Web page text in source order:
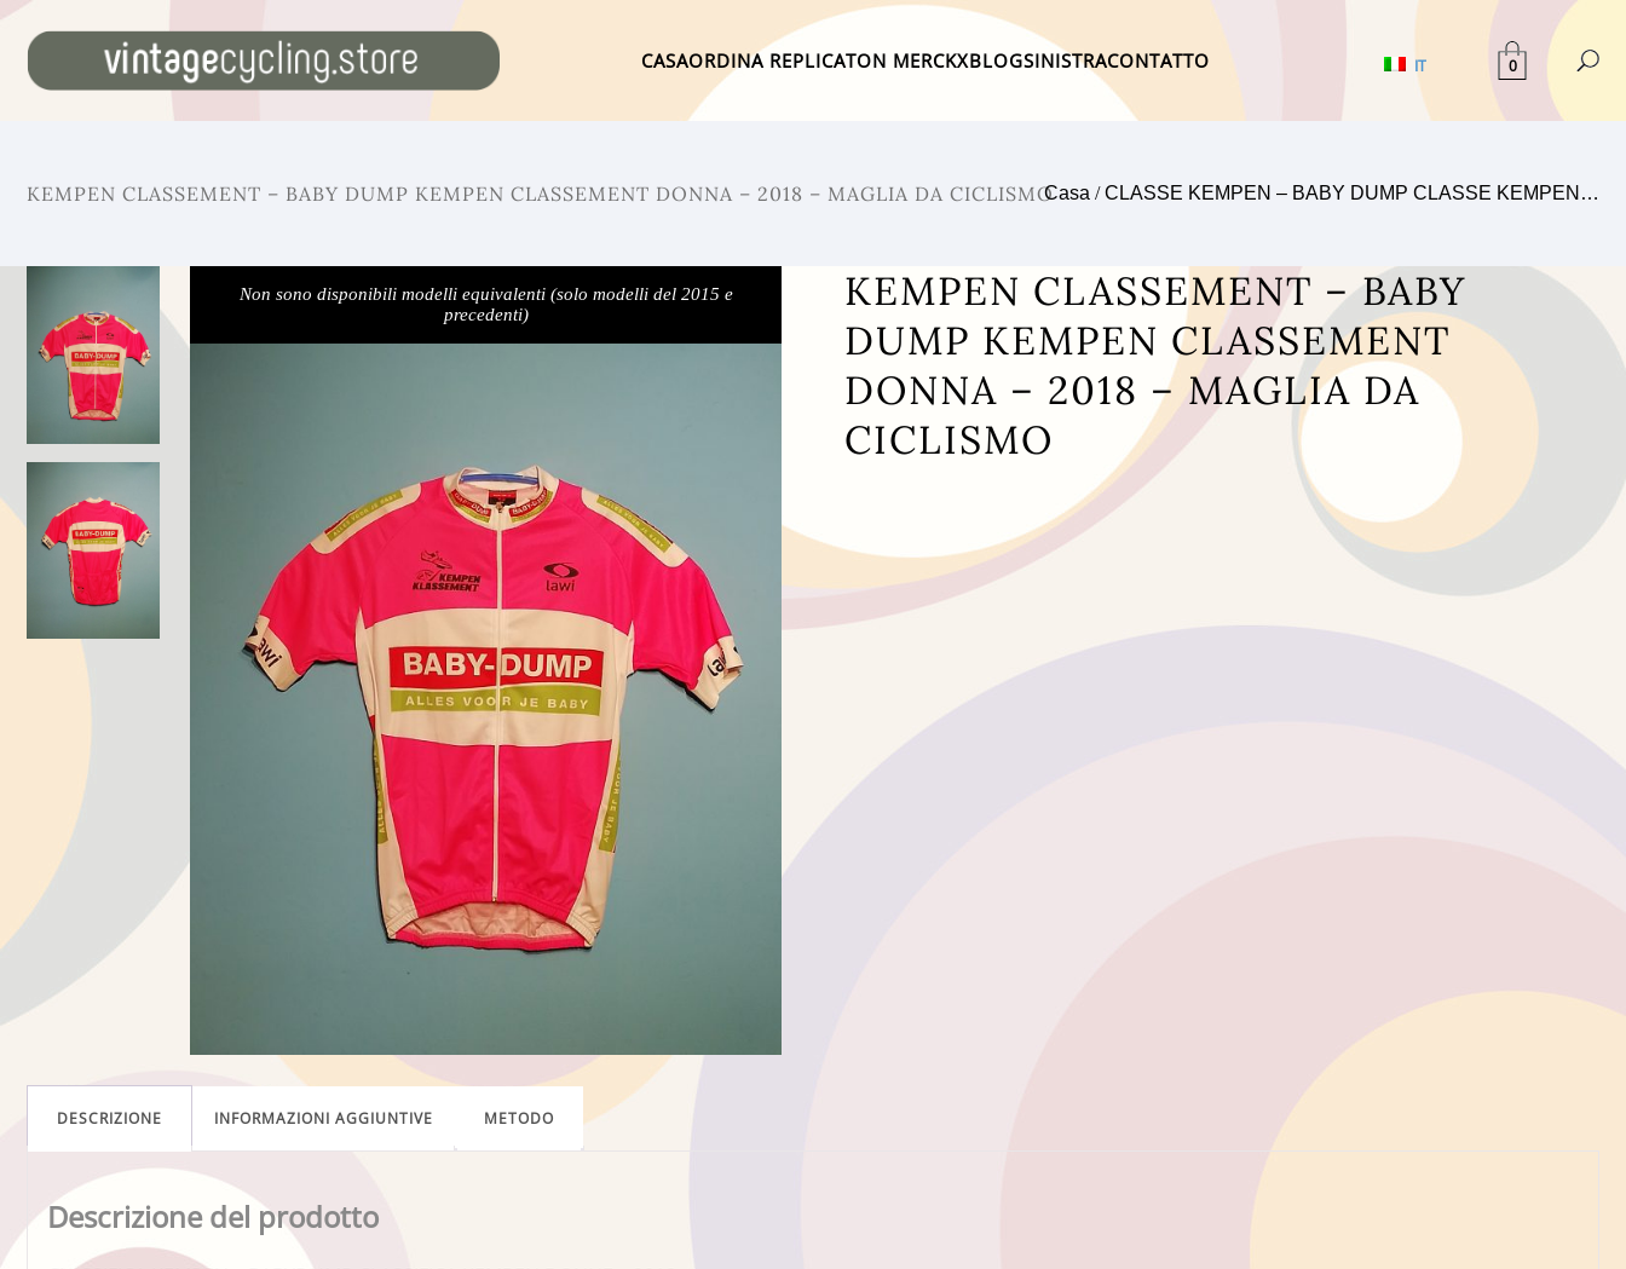
CASAORDINA REPLICATON MERCKXBLOGSINISTRACONTATTO IT 0
KEMPEN CLASSEMENT – BABY DUMP KEMPEN CLASSEMENT DONNA – 2018 – MAGLIA DA CICLISMOCasa /CLASSE KEMPEN – BABY DUMP CLASSE KEMPEN…
Non sono disponibili modelli equivalenti (solo modelli del 2015 e
precedenti)
KEMPEN CLASSEMENT – BABY
DUMP KEMPEN CLASSEMENT
DONNA – 2018 – MAGLIA DA
CICLISMO
DESCRIZIONE INFORMAZIONI AGGIUNTIVE METODO
Descrizione del prodotto